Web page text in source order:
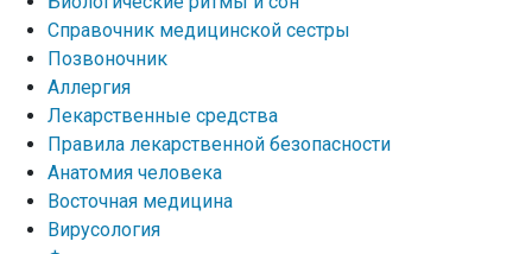
Справочник медицинской сестры
Позвоночник
Аллергия
Лекарственные средства
Правила лекарственной безопасности
Aнатомия человека
Восточная медицина
Вирусология